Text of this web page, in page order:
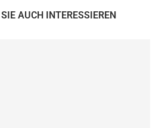
AUCH INTERESSIEREN